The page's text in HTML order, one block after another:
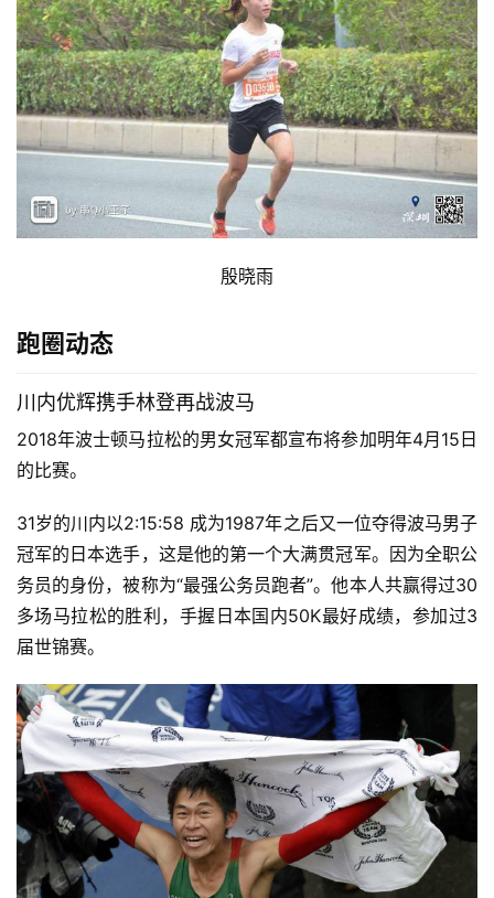
殷晓雨
跑圈动态
川内优辉携手林登再战波马
2018年波士顿马拉松的男女冠军都宣布将参加明年4月15日
的比赛。
31岁的川内以2:15:58 成为1987年之后又一位夺得波马男子
冠军的日本选手，这是他的第一个大满贯冠军。因为全职公
务员的身份，被称为“最强公务员跑者”。他本人共赢得过30
多场马拉松的胜利，手握日本国内50K最好成绩， 参加过3
届世锦赛。